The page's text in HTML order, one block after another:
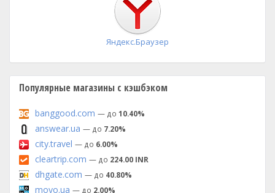
Яндекс.Браузер
Популярные магазины с кэшбэком
banggood.com — до 10.40%
answear.ua — до 7.20%
city.travel — до 6.00%
cleartrip.com — до 224.00 INR
dhgate.com — до 40.80%
moyo.ua — до 2.00%